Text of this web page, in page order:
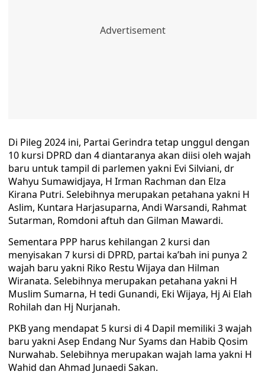
Di Pileg 2024 ini, Partai Gerindra tetap unggul dengan
10 kursi DPRD dan 4 diantaranya akan diisi oleh wajah
baru untuk tampil di parlemen yakni Evi Silviani, dr
Wahyu Sumawidjaya, H Irman Rachman dan Elza
Kirana Putri. Selebihnya merupakan petahana yakni H
Aslim, Kuntara Harjasuparna, Andi Warsandi, Rahmat
Sutarman, Romdoni aftuh dan Gilman Mawardi.
Sementara PPP harus kehilangan 2 kursi dan
menyisakan 7 kursi di DPRD, partai ka’bah ini punya 2
wajah baru yakni Riko Restu Wijaya dan Hilman
Wiranata. Selebihnya merupakan petahana yakni H
Muslim Sumarna, H tedi Gunandi, Eki Wijaya, Hj Ai Elah
Rohilah dan Hj Nurjanah.
PKB yang mendapat 5 kursi di 4 Dapil memiliki 3 wajah
baru yakni Asep Endang Nur Syams dan Habib Qosim
Nurwahab. Selebihnya merupakan wajah lama yakni H
Wahid dan Ahmad Junaedi Sakan.